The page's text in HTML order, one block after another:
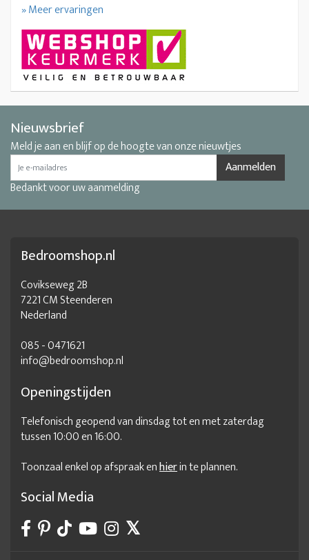
» Meer ervaringen
Nieuwsbrief
Meld je aan en blijf op de hoogte van onze nieuwtjes
Aanmelden
Bedankt voor uw aanmelding
Bedroomshop.nl
Covikseweg 2B
7221 CM Steenderen
Nederland
085 - 0471621
info@bedroomshop.nl
Openingstijden
Telefonisch geopend van dinsdag tot en met zaterdag
tussen 10:00 en 16:00.
Toonzaal enkel op afspraak enhierin te plannen.
Social Media